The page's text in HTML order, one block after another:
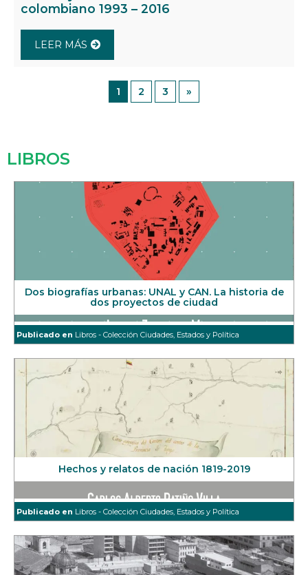
colombiano 1993 – 2016
LEER MÁS
1 2 3 »
LIBROS
Dos biografías urbanas: UNAL y CAN. La historia de
dos proyectos de ciudad
Publicado en Libros - Colección Ciudades, Estados y Política
Hechos y relatos de nación 1819-2019
Publicado en Libros - Colección Ciudades, Estados y Política